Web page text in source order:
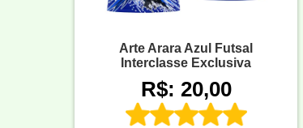
Arte Arara Azul Futsal
Interclasse Exclusiva
R$: 20,00